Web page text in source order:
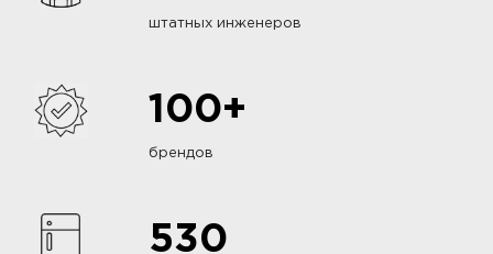
штатных инженеров
100+
брендов
530